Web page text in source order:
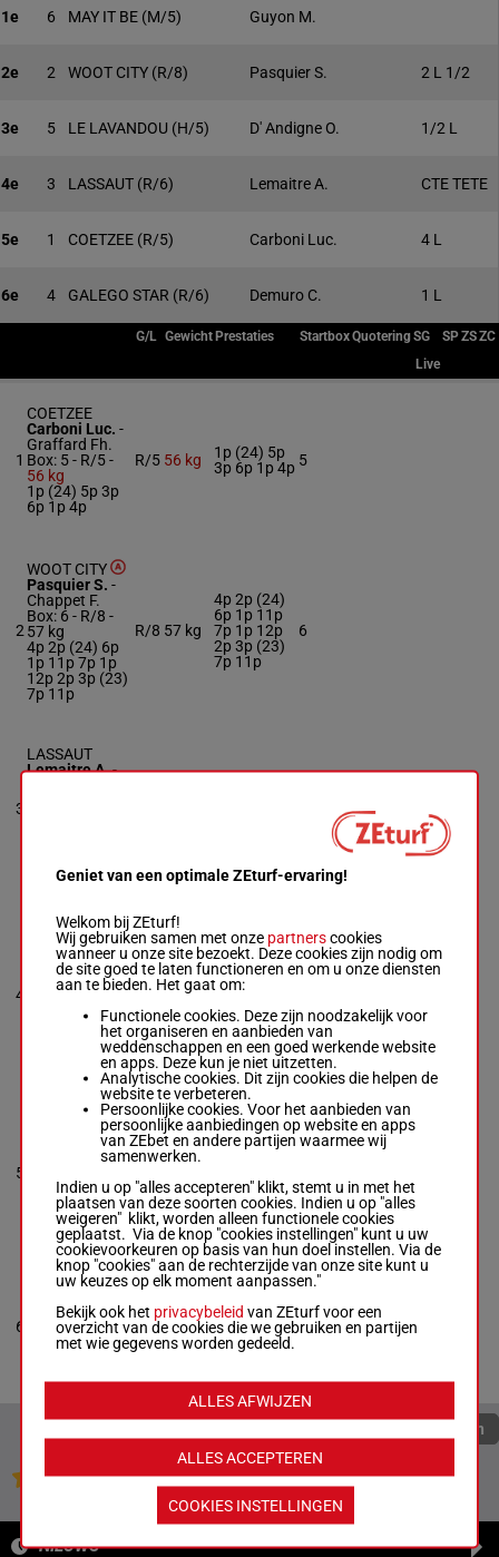
1e 6 MAY IT BE (M/5) Guyon M.
2e 2 WOOT CITY (R/8) Pasquier S. 2 L 1/2
3e 5 LE LAVANDOU (H/5) D' Andigne O. 1/2 L
4e 3 LASSAUT (R/6) Lemaitre A. CTE TETE
5e 1 COETZEE (R/5) Carboni Luc. 4 L
6e 4 GALEGO STAR (R/6) Demuro C. 1 L
G/L Gewicht Prestaties StartboxQuoteringSG SPZSZC
Live
1
COETZEE
Carboni Luc. -
Graffard Fh.
Box: 5 - R/5 -
56 kg
1p (24) 5p 3p
6p 1p 4p
R/5 56 kg
1p (24) 5p
3p 6p 1p 4p 5
2
WOOT CITY
Pasquier S. -
Chappet F.
Box: 6 - R/8 -
57 kg
4p 2p (24) 6p
1p 11p 7p 1p
12p 2p 3p (23)
7p 11p
R/8 57 kg
4p 2p (24)
6p 1p 11p
7p 1p 12p
2p 3p (23)
7p 11p
6
3
LASSAUT
Lemaitre A.-
4
GALEGO STAR
Demuro C.-
Sauer Mme H.
Box: 4 -R/6 -
3p (24) 6p 5p
5p 3p 5p 5p 5p
7p 2p (23) 3p
R/6 57 kg
3p (24) 6p
5p 5p 3p 5p
(23) 3p 6p
5
LE LAVANDOU
D' Andigne O.-
57 kg
1p 6p (24) 2p
5p 2p 1p 3p
3p
6
MAY IT BE
Gadbin L.
Box: 1 -M/5 -
55.5 kg
(24) 10p 1p 7p
M/555.5
kg
(24) 10p 1p
7p 5p 1p 4p
2p 1p
1
Quoteringen verversen
Jouw favoriete paarden
NIEUWS
Geniet van een optimale ZEturf-ervaring!
Welkom bij ZEturf!
Wij gebruiken samen met onze partnerscookies
wanneer u onze site bezoekt. Deze cookies zijn nodig om
de site goed te laten functioneren en om u onze diensten
aan te bieden. Het gaat om:
Functionele cookies. Deze zijn noodzakelijk voor
het organiseren en aanbieden van
weddenschappen en een goed werkende website
en apps. Deze kun je niet uitzetten.
Analytische cookies. Dit zijn cookies die helpen de
website te verbeteren.
Persoonlijke cookies. Voor het aanbieden van
persoonlijke aanbiedingen op website en apps
van ZEbet en andere partijen waarmee wij
samenwerken.
Indien u op "alles accepteren" klikt, stemt u in met het
plaatsen van deze soorten cookies. Indien u op "alles
weigeren" klikt, worden alleen functionele cookies
geplaatst. Via de knop "cookies instellingen" kunt u uw
cookievoorkeuren op basis van hun doel instellen. Via de
knop "cookies" aan de rechterzijde van onze site kunt u
uw keuzes op elk moment aanpassen."
Bekijk ook het privacybeleid van ZEturf voor een
overzicht van de cookies die we gebruiken en partijen
met wie gegevens worden gedeeld.
ALLES ACCEPTEREN
ALLES AFWIJZEN
COOKIES INSTELLINGEN